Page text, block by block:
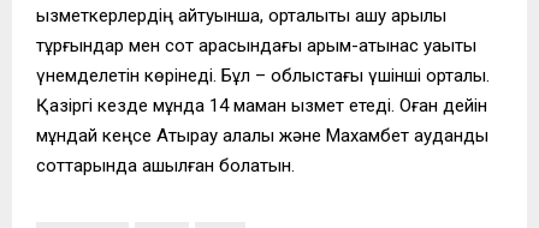
қызметкерлердің айтуынша, орталықты ашу арқылы
тұрғындар мен сот арасындағы қарым-қатынас уақыты
үнемделетін көрінеді. Бұл – облыстағы үшінші орталық.
Қазіргі кезде мұнда 14 маман қызмет етеді. Оған дейін
мұндай кеңсе Атырау қалалық және Махамбет аудандық
соттарында ашылған болатын.